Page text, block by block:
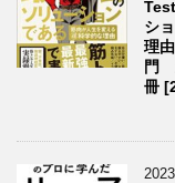
シ
理
門
冊